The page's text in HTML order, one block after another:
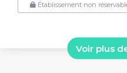
Établissement non
Voir plus